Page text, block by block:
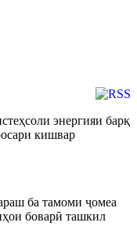
энергияи барқ
кишвар
ба тамоми ҷомеа
боварӣ ташкил